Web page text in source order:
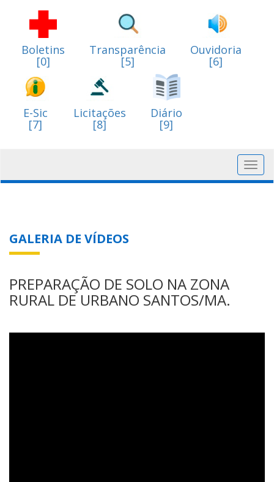
Boletins
[0]
Transparência
[5]
Ouvidoria
[6]
E-Sic
[7]
Licitações
[8]
Diário
[9]
GALERIA DE VÍDEOS
PREPARAÇÃO DE SOLO NA ZONA
RURAL DE URBANO SANTOS/MA.